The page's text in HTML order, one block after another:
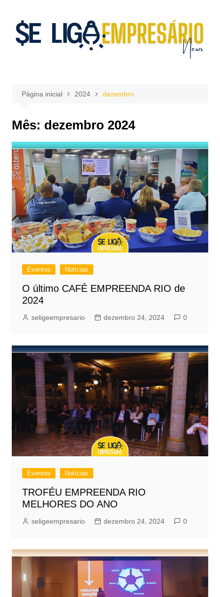
conteúdo
Página inicial 2024 dezembro
Mês: dezembro 2024
Eventos Notícias
O último CAFÉ EMPREENDA RIO de
2024
seligeempresario dezembro 24, 2024 0
Eventos Notícias
TROFÉU EMPREENDA RIO
MELHORES DO ANO
seligeempresario dezembro 24, 2024 0